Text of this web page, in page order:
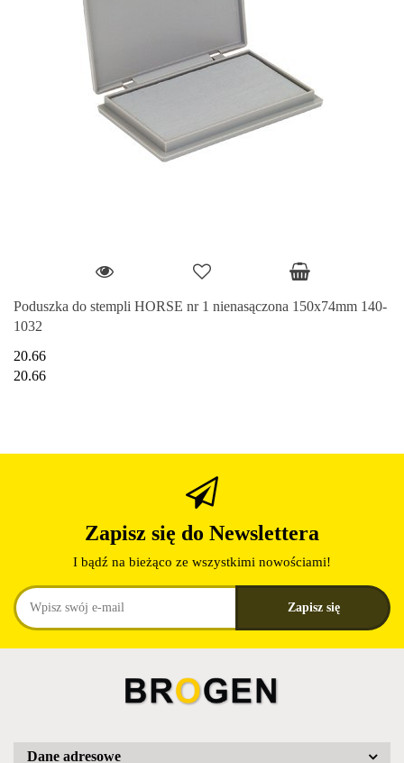
Poduszka do stempli HORSE nr 1 nienasączona 150x74mm 140-
1032
20.66
20.66
Zapisz się do Newslettera
I bądź na bieżąco ze wszystkimi nowościami!
Dane adresowe